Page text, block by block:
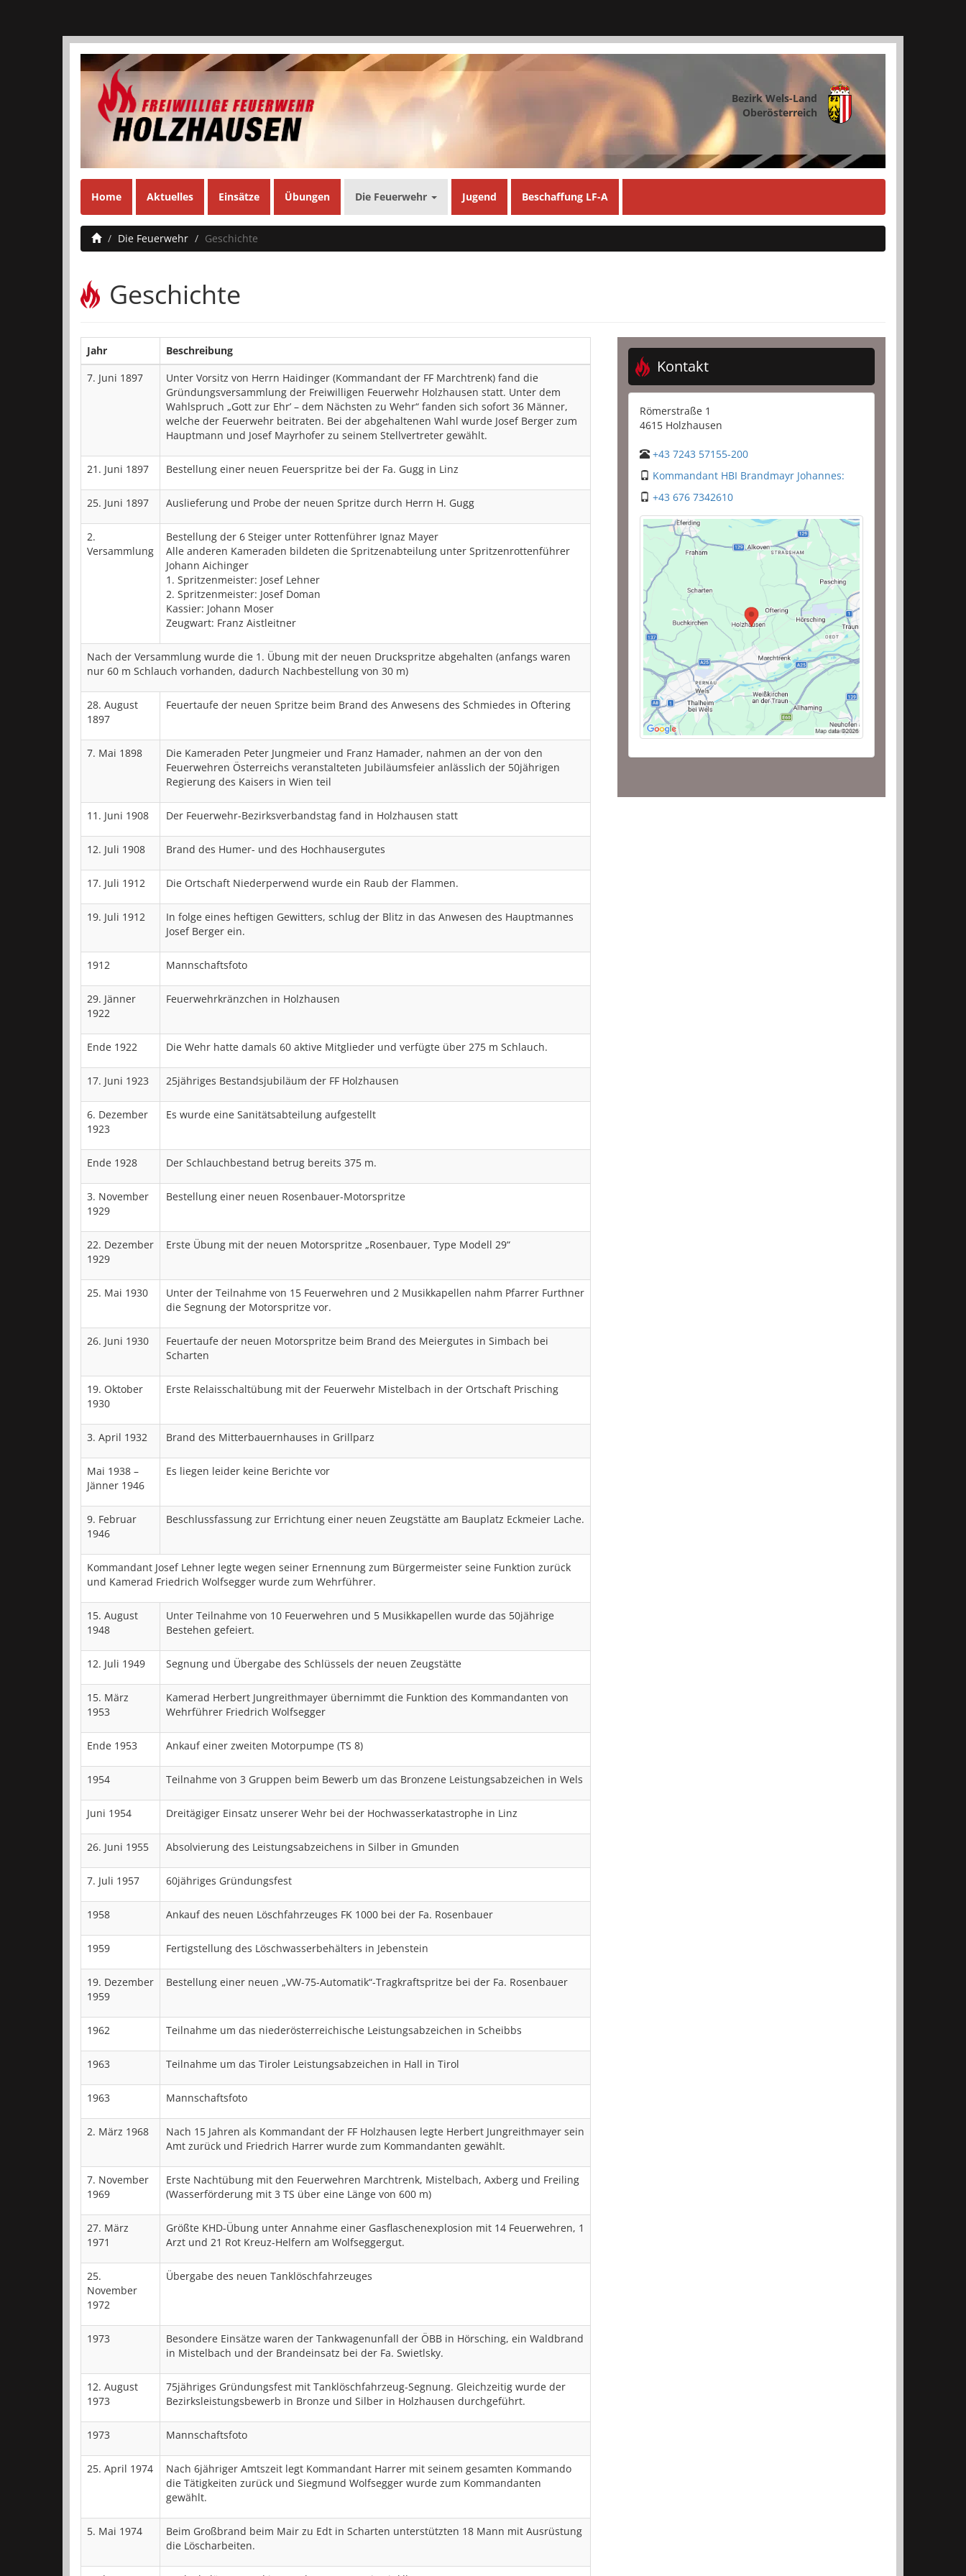
Bezirk Wels-Land
Oberösterreich
Home Aktuelles Einsätze Übungen Die Feuerwehr Jugend Beschaffung LF-A
Die Feuerwehr Geschichte
Geschichte
Jahr
Beschreibung
7. Juni 1897
Unter Vorsitz von Herrn Haidinger (Kommandant der FF Marchtrenk) fand die
Gründungsversammlung der Freiwilligen Feuerwehr Holzhausen statt. Unter dem
Wahlspruch „Gott zur Ehr’ – dem Nächsten zu Wehr“ fanden sich sofort 36 Männer,
welche der Feuerwehr beitraten. Bei der abgehaltenen Wahl wurde Josef Berger zum
Hauptmann und Josef Mayrhofer zu seinem Stellvertreter gewählt.
21. Juni 1897 Bestellung einer neuen Feuerspritze bei der Fa. Gugg in Linz
25. Juni 1897 Auslieferung und Probe der neuen Spritze durch Herrn H. Gugg
2.
Versammlung
Bestellung der 6 Steiger unter Rottenführer Ignaz Mayer
Alle anderen Kameraden bildeten die Spritzenabteilung unter Spritzenrottenführer
Johann Aichinger
1. Spritzenmeister: Josef Lehner
2. Spritzenmeister: Josef Doman
Kassier: Johann Moser
Zeugwart: Franz Aistleitner
Nach der Versammlung wurde die 1. Übung mit der neuen Druckspritze abgehalten (anfangs waren
nur 60 m Schlauch vorhanden, dadurch Nachbestellung von 30 m)
28. August
1897
Feuertaufe der neuen Spritze beim Brand des Anwesens des Schmiedes in Oftering
7. Mai 1898
Die Kameraden Peter Jungmeier und Franz Hamader, nahmen an der von den
Feuerwehren Österreichs veranstalteten Jubiläumsfeier anlässlich der 50jährigen
Regierung des Kaisers in Wien teil
11. Juni 1908 Der Feuerwehr-Bezirksverbandstag fand in Holzhausen statt
12. Juli 1908 Brand des Humer- und des Hochhausergutes
17. Juli 1912 Die Ortschaft Niederperwend wurde ein Raub der Flammen.
19. Juli 1912
In folge eines heftigen Gewitters, schlug der Blitz in das Anwesen des Hauptmannes
Josef Berger ein.
1912 Mannschaftsfoto
29. Jänner
1922
Feuerwehrkränzchen in Holzhausen
Ende 1922 Die Wehr hatte damals 60 aktive Mitglieder und verfügte über 275 m Schlauch.
17. Juni 1923 25jähriges Bestandsjubiläum der FF Holzhausen
6. Dezember
1923
Es wurde eine Sanitätsabteilung aufgestellt
Ende 1928 Der Schlauchbestand betrug bereits 375 m.
3. November
1929
Bestellung einer neuen Rosenbauer-Motorspritze
22. Dezember
1929
Erste Übung mit der neuen Motorspritze „Rosenbauer, Type Modell 29“
25. Mai 1930
Unter der Teilnahme von 15 Feuerwehren und 2 Musikkapellen nahm Pfarrer Furthner
die Segnung der Motorspritze vor.
26. Juni 1930
Feuertaufe der neuen Motorspritze beim Brand des Meiergutes in Simbach bei
Scharten
19. Oktober
1930
Erste Relaisschaltübung mit der Feuerwehr Mistelbach in der Ortschaft Prisching
3. April 1932 Brand des Mitterbauernhauses in Grillparz
Mai 1938 –
Jänner 1946
Es liegen leider keine Berichte vor
9. Februar
1946
Beschlussfassung zur Errichtung einer neuen Zeugstätte am Bauplatz Eckmeier Lache.
Kommandant Josef Lehner legte wegen seiner Ernennung zum Bürgermeister seine Funktion zurück
und Kamerad Friedrich Wolfsegger wurde zum Wehrführer.
15. August
1948
Unter Teilnahme von 10 Feuerwehren und 5 Musikkapellen wurde das 50jährige
Bestehen gefeiert.
12. Juli 1949 Segnung und Übergabe des Schlüssels der neuen Zeugstätte
15. März
1953
Kamerad Herbert Jungreithmayer übernimmt die Funktion des Kommandanten von
Wehrführer Friedrich Wolfsegger
Ende 1953 Ankauf einer zweiten Motorpumpe (TS 8)
1954 Teilnahme von 3 Gruppen beim Bewerb um das Bronzene Leistungsabzeichen in Wels
Juni 1954 Dreitägiger Einsatz unserer Wehr bei der Hochwasserkatastrophe in Linz
26. Juni 1955 Absolvierung des Leistungsabzeichens in Silber in Gmunden
7. Juli 1957 60jähriges Gründungsfest
1958 Ankauf des neuen Löschfahrzeuges FK 1000 bei der Fa. Rosenbauer
1959 Fertigstellung des Löschwasserbehälters in Jebenstein
19. Dezember
1959
Bestellung einer neuen „VW-75-Automatik“-Tragkraftspritze bei der Fa. Rosenbauer
1962 Teilnahme um das niederösterreichische Leistungsabzeichen in Scheibbs
1963 Teilnahme um das Tiroler Leistungsabzeichen in Hall in Tirol
1963 Mannschaftsfoto
2. März 1968
Nach 15 Jahren als Kommandant der FF Holzhausen legte Herbert Jungreithmayer sein
Amt zurück und Friedrich Harrer wurde zum Kommandanten gewählt.
7. November
1969
Erste Nachtübung mit den Feuerwehren Marchtrenk, Mistelbach, Axberg und Freiling
(Wasserförderung mit 3 TS über eine Länge von 600 m)
27. März
1971
Größte KHD-Übung unter Annahme einer Gasflaschenexplosion mit 14 Feuerwehren, 1
Arzt und 21 Rot Kreuz-Helfern am Wolfseggergut.
25.
November
1972
Übergabe des neuen Tanklöschfahrzeuges
1973
Besondere Einsätze waren der Tankwagenunfall der ÖBB in Hörsching, ein Waldbrand
in Mistelbach und der Brandeinsatz bei der Fa. Swietlsky.
12. August
1973
75jähriges Gründungsfest mit Tanklöschfahrzeug-Segnung. Gleichzeitig wurde der
Bezirksleistungsbewerb in Bronze und Silber in Holzhausen durchgeführt.
1973 Mannschaftsfoto
25. April 1974
Nach 6jähriger Amtszeit legt Kommandant Harrer mit seinem gesamten Kommando
die Tätigkeiten zurück und Siegmund Wolfsegger wurde zum Kommandanten
gewählt.
5. Mai 1974
Beim Großbrand beim Mair zu Edt in Scharten unterstützten 18 Mann mit Ausrüstung
die Löscharbeiten.
Kontakt
Römerstraße 1
4615 Holzhausen
+43 7243 57155-200
Kommandant HBI Brandmayr Johannes:
+43 676 7342610